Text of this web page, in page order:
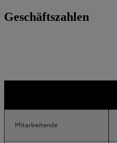
Geschäftszahlen
Mitarbeitende